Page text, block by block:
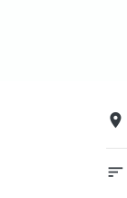
place
sort